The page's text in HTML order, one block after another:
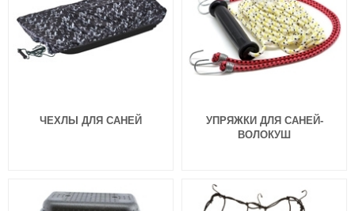
ЧЕХЛЫ ДЛЯ САНЕЙ
УПРЯЖКИ ДЛЯ САНЕЙ-
ВОЛОКУШ